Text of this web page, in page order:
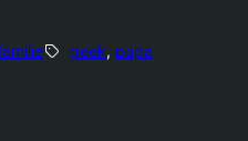
geek, papa